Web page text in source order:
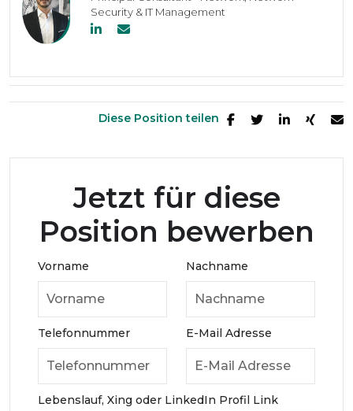
Security & IT Management
Diese Position teilen
Jetzt für diese
Position bewerben
Vorname Nachname
Telefonnummer E-Mail Adresse
Lebenslauf, Xing oder LinkedIn Profil Link